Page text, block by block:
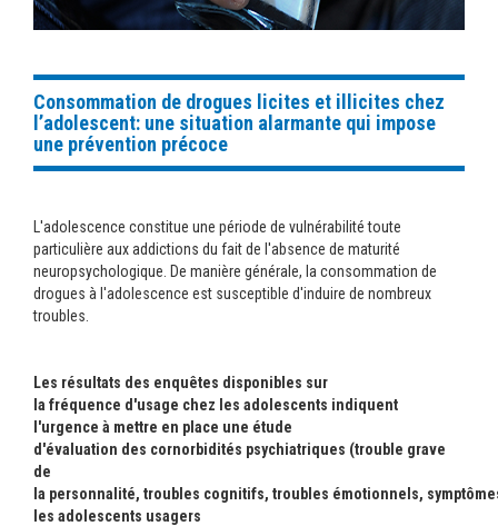
Consommation de drogues licites et illicites chez
l’adolescent: une situation alarmante qui impose
une prévention précoce
L'adolescence constitue une période de vulnérabilité toute
particulière aux addictions du fait de l'absence de maturité
neuropsychologique. De manière générale, la consommation de
drogues à l'adolescence est susceptible d'induire de nombreux
troubles.
Les résultats des enquêtes disponibles sur
la fréquence d'usage chez les adolescents indiquent
l'urgence à mettre en place une étude
d'évaluation des cornorbidités psychiatriques (trouble grave
de
la personnalité, troubles cognitifs, troubles émotionnels,
les adolescents usagers